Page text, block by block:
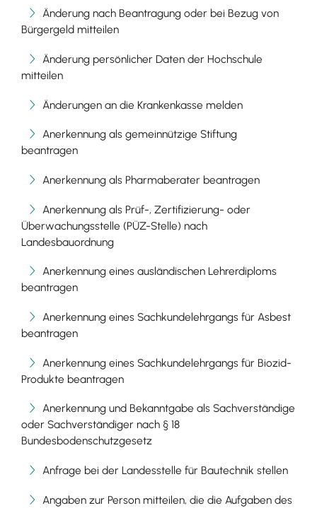
Änderung nach Beantragung oder bei Bezug von
Bürgergeld mitteilen
Änderung persönlicher Daten der Hochschule
mitteilen
Änderungen an die Krankenkasse melden
Anerkennung als gemeinnützige Stiftung
beantragen
Anerkennung als Pharmaberater beantragen
Anerkennung als Prüf-, Zertifizierung- oder
Überwachungsstelle (PÜZ-Stelle) nach
Landesbauordnung
Anerkennung eines ausländischen Lehrerdiploms
beantragen
Anerkennung eines Sachkundelehrgangs für Asbest
beantragen
Anerkennung eines Sachkundelehrgangs für Biozid-
Produkte beantragen
Anerkennung und Bekanntgabe als Sachverständige
oder Sachverständiger nach § 18
Bundesbodenschutzgesetz
Anfrage bei der Landesstelle für Bautechnik stellen
Angaben zur Person mitteilen, die die Aufgaben des